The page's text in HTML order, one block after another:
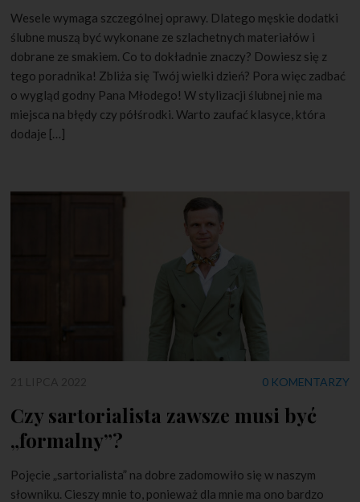
Wesele wymaga szczególnej oprawy. Dlatego męskie dodatki
ślubne muszą być wykonane ze szlachetnych materiałów i
dobrane ze smakiem. Co to dokładnie znaczy? Dowiesz się z
tego poradnika! Zbliża się Twój wielki dzień? Pora więc zadbać
o wygląd godny Pana Młodego! W stylizacji ślubnej nie ma
miejsca na błędy czy półśrodki. Warto zaufać klasyce, która
dodaje […]
0 KOMENTARZY
Czy sartorialista zawsze musi być
„formalny”?
Pojęcie „sartorialista” na dobre zadomowiło się w naszym
słowniku. Cieszy mnie to, ponieważ dla mnie ma ono bardzo